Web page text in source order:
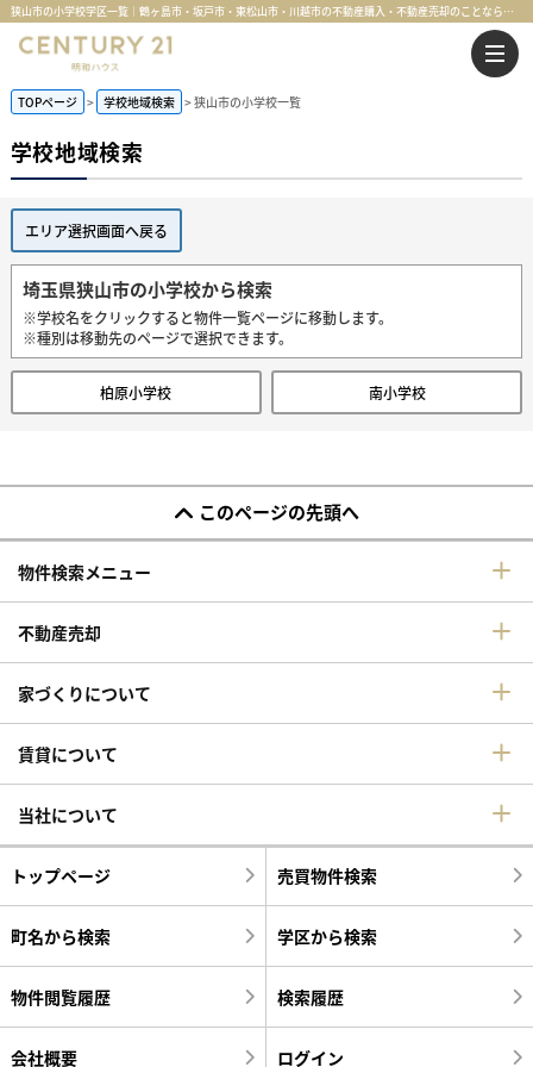
狭山市の小学校学区一覧｜鶴ヶ島市・坂戸市・東松山市・川越市の不動産購入・不動産売却のことならセンチュリー21明和ハウス
TOPページ 学校地域検索 狭山市の小学校一覧
学校地域検索
エリア選択画面へ戻る
埼玉県狭山市の小学校から検索
※学校名をクリックすると物件一覧ページに移動します。
※種別は移動先のページで選択できます。
柏原小学校 南小学校
このページの先頭へ
物件検索メニュー
不動産売却
家づくりについて
賃貸について
当社について
トップページ 売買物件検索
町名から検索 学区から検索
物件閲覧履歴 検索履歴
会社概要 ログイン